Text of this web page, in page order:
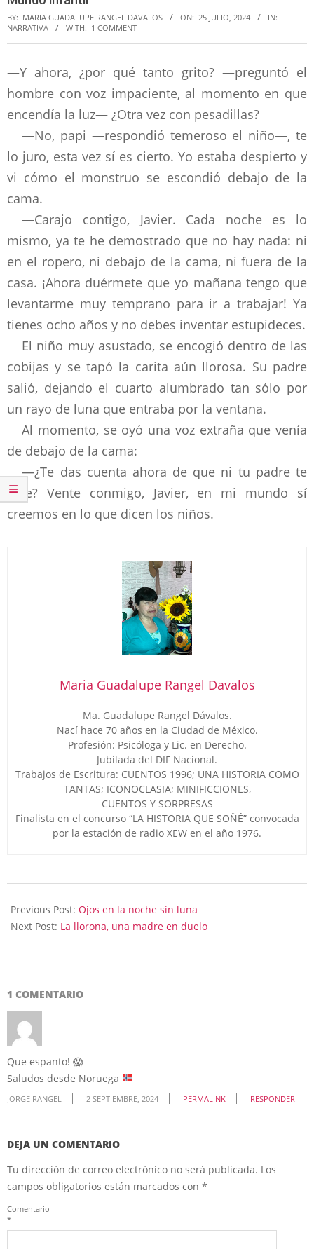
BY: MARIA GUADALUPE RANGEL DAVALOS ON: 25 JULIO, 2024
IN:
NARRATIVA
WITH: 1 COMMENT
—Y ahora, ¿por qué tanto grito? —preguntó el
hombre con voz impaciente, al momento en que
encendía la luz— ¿Otra vez con pesadillas?
—No, papi —respondió temeroso el niño—, te
lo juro, esta vez sí es cierto. Yo estaba despierto y
vi cómo el monstruo se escondió debajo de la
cama.
—Carajo contigo, Javier. Cada noche es lo
mismo, ya te he demostrado que no hay nada: ni
en el ropero, ni debajo de la cama, ni fuera de la
casa. ¡Ahora duérmete que yo mañana tengo que
levantarme muy temprano para ir a trabajar! Ya
tienes ocho años y no debes inventar estupideces.
El niño muy asustado, se encogió dentro de las
cobijas y se tapó la carita aún llorosa. Su padre
salió, dejando el cuarto alumbrado tan sólo por
un rayo de luna que entraba por la ventana.
Al momento, se oyó una voz extraña que venía
de debajo de la cama:
—¿Te das cuenta ahora de que ni tu padre te
cree? Vente conmigo, Javier, en mi mundo sí
creemos en lo que dicen los niños.
Maria Guadalupe Rangel Davalos
Ma. Guadalupe Rangel Dávalos.
Nací hace 70 años en la Ciudad de México.
Profesión: Psicóloga y Lic. en Derecho.
Jubilada del DIF Nacional.
Trabajos de Escritura: CUENTOS 1996; UNA HISTORIA COMO
TANTAS; ICONOCLASIA; MINIFICCIONES,
CUENTOS Y SORPRESAS
Finalista en el concurso “LA HISTORIA QUE SOÑÉ” convocada
por la estación de radio XEW en el año 1976.
07-
25
Previous Post: Ojos en la noche sin luna
Next Post: La llorona, una madre en duelo
1 COMENTARIO
Que espanto! 😱
Saludos desde Noruega
JORGE RANGEL 2 SEPTIEMBRE, 2024 PERMALINK RESPONDER
DEJA UN COMENTARIO
Tu dirección de correo electrónico no será publicada. Los
campos obligatorios están marcados con *
Comentario
*